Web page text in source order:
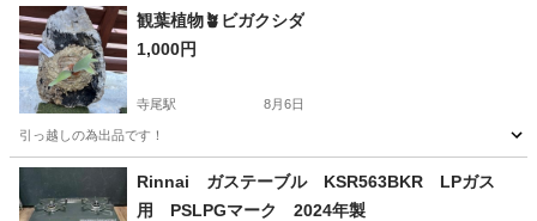
新潟 佐渡市 弥彦駅 冠婚葬祭
観葉植物🪴ビガクシダ
1,000円
寺尾駅 8月6日
引っ越しの為出品です！
新潟 新潟市 家庭用品
Rinnai ガステーブル KSR563BKR LPガス
用 PSLPGマーク 2024年製